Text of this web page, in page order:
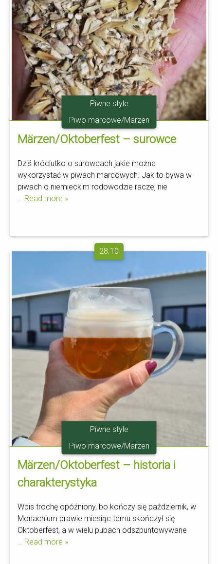
Piwne style
Piwo marcowe/Marzen
Märzen/Oktoberfest – surowce
Dziś króciutko o surowcach jakie można
wykorzystać w piwach marcowych. Jak to bywa w
piwach o niemieckim rodowodzie raczej nie
… Read more »
28.10
Piwne style
Piwo marcowe/Marzen
Märzen/Oktoberfest – historia i
charakterystyka
Wpis trochę opóźniony, bo kończy się październik, w
Monachium prawie miesiąc temu skończył się
Oktoberfest, a w wielu pubach odszpuntowywane
… Read more »